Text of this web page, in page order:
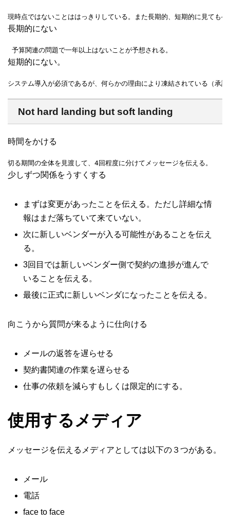
現時点ではないことははっきりしている。また長期的、短期的に見ても
長期的にない
予算関連の問題で一年以上はないことが予想される。
短期的にない。
システム導入が必須であるが、何らかの理由により凍結されている（承
Not hard landing but soft landing
時間をかける
切る期間の全体を見渡して、4回程度に分けてメッセージを伝える。
少しずつ関係をうすくする
まずは変更があったことを伝える。ただし詳細な情
報はまだ落ちていて来ていない。
次に新しいベンダーが入る可能性があることを伝え
る。
3回目では新しいベンダー側で契約の進捗が進んで
いることを伝える。
最後に正式に新しいベンダになったことを伝える。
向こうから質問が来るように仕向ける
メールの返答を遅らせる
契約書関連の作業を遅らせる
仕事の依頼を減らすもしくは限定的にする。
使用するメディア
メッセージを伝えるメディアとしては以下の３つがある。
メール
電話
face to face